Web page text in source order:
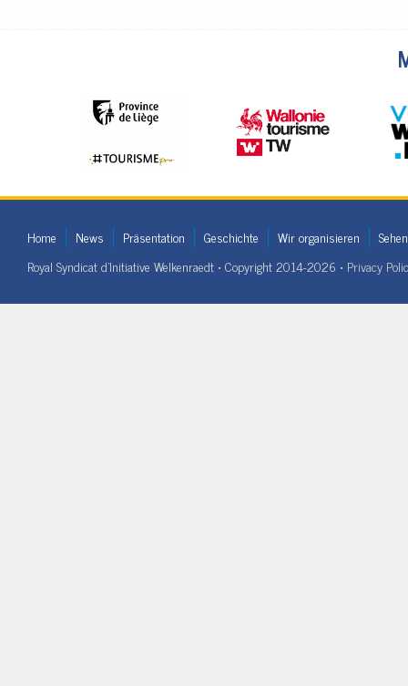
Home News Präsentation Geschichte Wir organisieren
Royal Syndicat d'Initiative Welkenraedt • Copyright 2014-2026 • Privacy